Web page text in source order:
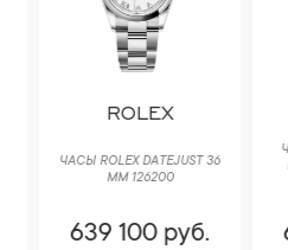
ROLEX
ЧАСЫ ROLEX DATEJUST 36
ММ 126200
639 100 руб.